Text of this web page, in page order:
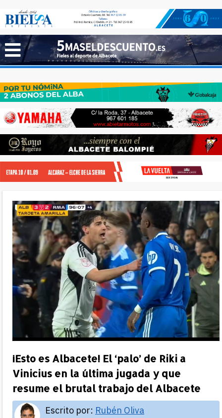
¡Esto es Albacete! El ‘palo’ de Riki a
Vinicius en la última jugada y que
resume el brutal trabajo del Albacete
Escrito por: Rubén Oliva